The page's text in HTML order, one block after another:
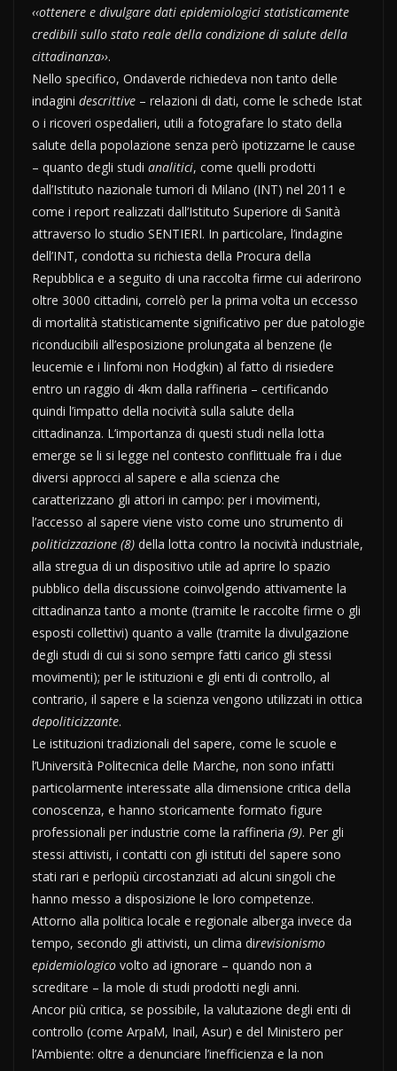
‹‹ottenere e divulgare dati epidemiologici statisticamente
credibili sullo stato reale della condizione di salute della
cittadinanza››.
Nello specifico, Ondaverde richiedeva non tanto delle
indagini descrittive – relazioni di dati, come le schede Istat
o i ricoveri ospedalieri, utili a fotografare lo stato della
salute della popolazione senza però ipotizzarne le cause
– quanto degli studi analitici, come quelli prodotti
dall’Istituto nazionale tumori di Milano (INT) nel 2011 e
come i report realizzati dall’Istituto Superiore di Sanità
attraverso lo studio SENTIERI. In particolare, l’indagine
dell’INT, condotta su richiesta della Procura della
Repubblica e a seguito di una raccolta firme cui aderirono
oltre 3000 cittadini, correlò per la prima volta un eccesso
di mortalità statisticamente significativo per due patologie
riconducibili all’esposizione prolungata al benzene (le
leucemie e i linfomi non Hodgkin) al fatto di risiedere
entro un raggio di 4km dalla raffineria – certificando
quindi l’impatto della nocività sulla salute della
cittadinanza. L’importanza di questi studi nella lotta
emerge se li si legge nel contesto conflittuale fra i due
diversi approcci al sapere e alla scienza che
caratterizzano gli attori in campo: per i movimenti,
l’accesso al sapere viene visto come uno strumento di
politicizzazione (8) della lotta contro la nocività industriale,
alla stregua di un dispositivo utile ad aprire lo spazio
pubblico della discussione coinvolgendo attivamente la
cittadinanza tanto a monte (tramite le raccolte firme o gli
esposti collettivi) quanto a valle (tramite la divulgazione
degli studi di cui si sono sempre fatti carico gli stessi
movimenti); per le istituzioni e gli enti di controllo, al
contrario, il sapere e la scienza vengono utilizzati in ottica
depoliticizzante.
Le istituzioni tradizionali del sapere, come le scuole e
l’Università Politecnica delle Marche, non sono infatti
particolarmente interessate alla dimensione critica della
conoscenza, e hanno storicamente formato figure
professionali per industrie come la raffineria (9). Per gli
stessi attivisti, i contatti con gli istituti del sapere sono
stati rari e perlopiù circostanziati ad alcuni singoli che
hanno messo a disposizione le loro competenze.
Attorno alla politica locale e regionale alberga invece da
tempo, secondo gli attivisti, un clima direvisionismo
epidemiologico volto ad ignorare – quando non a
screditare – la mole di studi prodotti negli anni.
Ancor più critica, se possibile, la valutazione degli enti di
controllo (come ArpaM, Inail, Asur) e del Ministero per
l’Ambiente: oltre a denunciare l’inefficienza e la non